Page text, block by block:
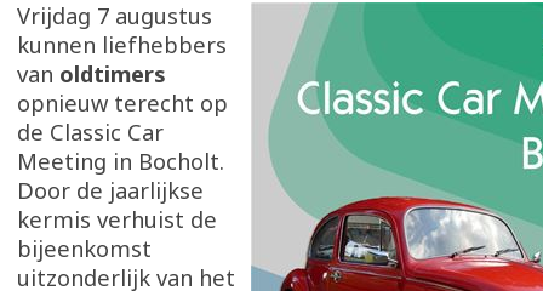
Vrijdag 7 augustus
kunnen liefhebbers
van oldtimers
opnieuw terecht op
de Classic Car
Meeting in Bocholt.
Door de jaarlijkse
kermis verhuist de
bijeenkomst
uitzonderlijk van het